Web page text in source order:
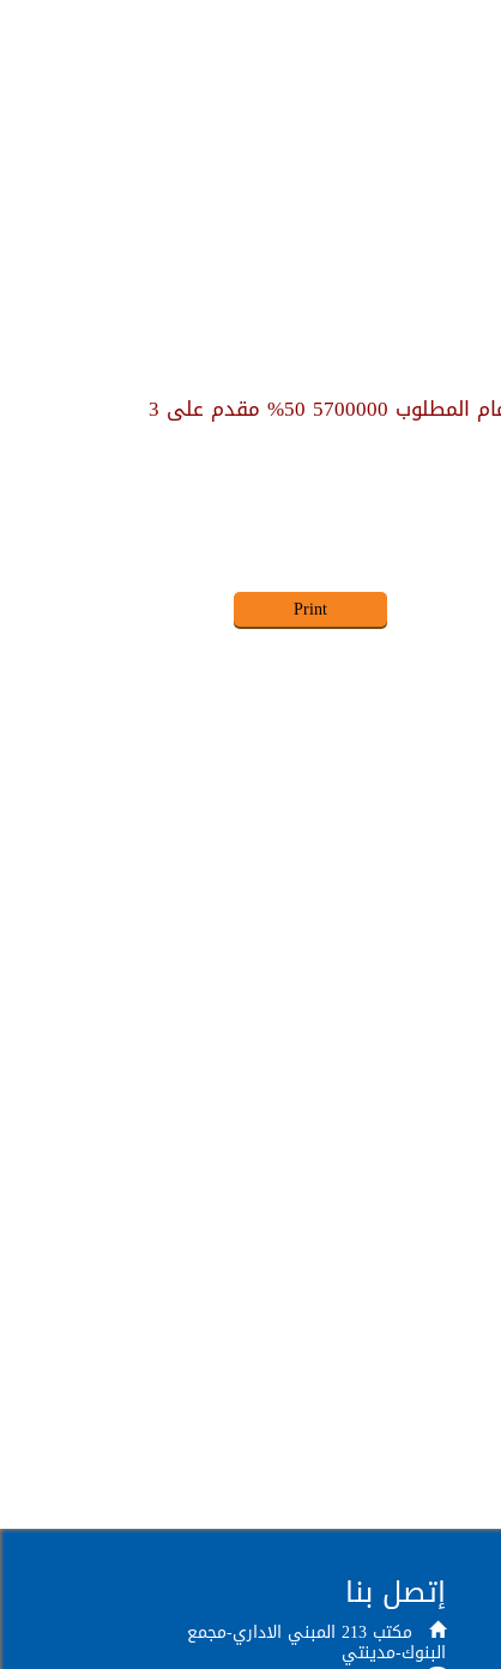
للبيع بالـتقسيط بالقاهرة الجديدة شقة 145 م² نصف تشطيب 3 نوم 2 حمام المطلوب 5700000 50% مقدم على 3
إتصل بنا
مكتب 213 المبني الاداري-مجمع
البنوك-مدينتي